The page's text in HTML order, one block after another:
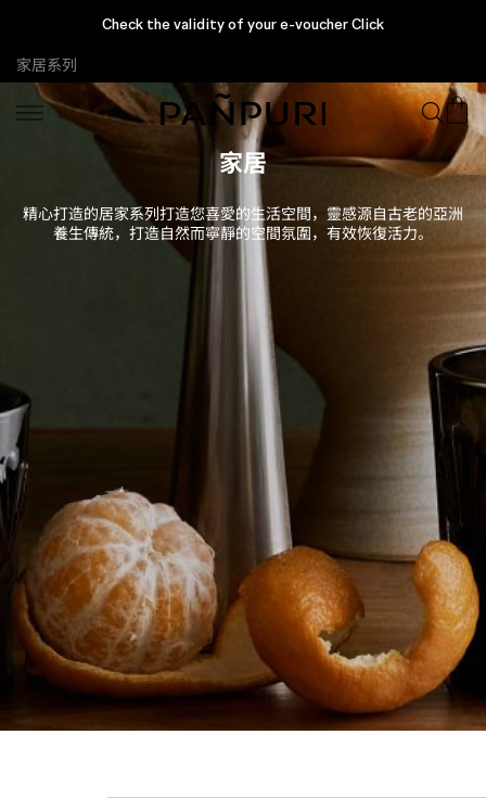
Enjoy complimentary gifts with every purchase, only at PAÑPURI
Online
家居系列
家居
精心打造的居家系列打造您喜愛的生活空間，靈感源自古老的亞洲
養生傳統，打造自然而寧靜的空間氛圍，有效恢復活力。